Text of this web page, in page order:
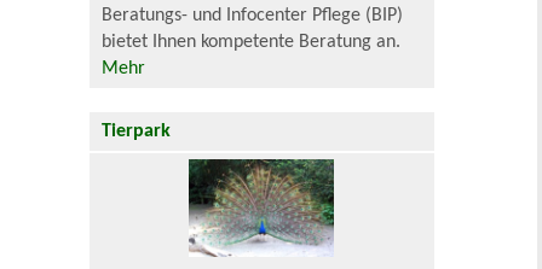
Beratungs- und Infocenter Pflege (BIP)
bietet Ihnen kompetente Beratung an.
Mehr
Tierpark